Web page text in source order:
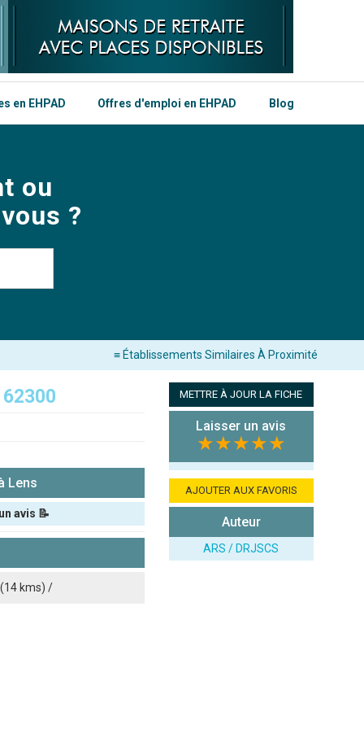
en EHPAD Offres d'emploi en EHPAD Blog
ou
?
≡ Établissements Similaires À Proximité
62300
Lens
avis 📝
(14 kms) /
METTRE À JOUR LA FICHE
Laisser un avis
★★★★★
AJOUTER AUX FAVORIS
Auteur
ARS / DRJSCS